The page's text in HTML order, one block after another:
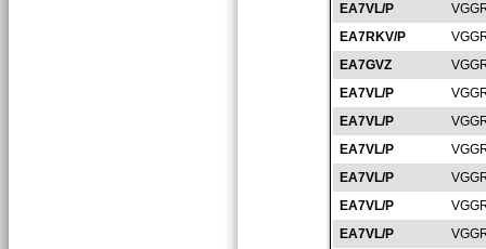
EA7VL/P
EA7RKV/P
EA7GVZ
EA7VL/P
EA7VL/P
EA7VL/P
EA7VL/P
EA7VL/P
EA7VL/P